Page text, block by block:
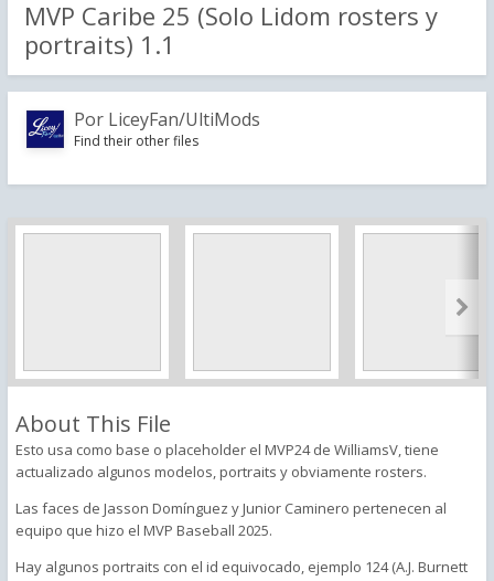
MVP Caribe 25 (Solo Lidom rosters y
portraits) 1.1
Por LiceyFan/UltiMods
Find their other files
About This File
Esto usa como base o placeholder el MVP24 de WilliamsV, tiene
actualizado algunos modelos, portraits y obviamente rosters.
Las faces de Jasson Domínguez y Junior Caminero pertenecen al
equipo que hizo el MVP Baseball 2025.
Hay algunos portraits con el id equivocado, ejemplo 124 (A.J. Burnett